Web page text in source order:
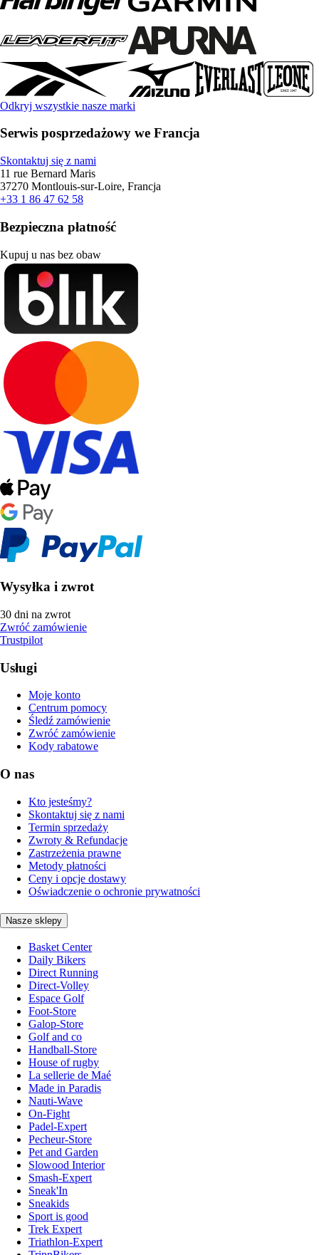
Odkryj wszystkie nasze marki
Serwis posprzedażowy we Francja
Skontaktuj się z nami
11 rue Bernard Maris
37270 Montlouis-sur-Loire, Francja
+33 1 86 47 62 58
Bezpieczna płatność
Kupuj u nas bez obaw
Wysyłka i zwrot
30 dni na zwrot
Zwróć zamówienie
Trustpilot
Usługi
Moje konto
Centrum pomocy
Śledź zamówienie
Zwróć zamówienie
Kody rabatowe
O nas
Kto jesteśmy?
Skontaktuj się z nami
Termin sprzedaży
Zwroty & Refundacje
Zastrzeżenia prawne
Metody płatności
Ceny i opcje dostawy
Oświadczenie o ochronie prywatności
Nasze sklepy
Basket Center
Daily Bikers
Direct Running
Direct-Volley
Espace Golf
Foot-Store
Galop-Store
Golf and co
Handball-Store
House of rugby
La sellerie de Maé
Made in Paradis
Nauti-Wave
On-Fight
Padel-Expert
Pecheur-Store
Pet and Garden
Slowood Interior
Smash-Expert
Sneak'In
Sneakids
Sport is good
Trek Expert
Triathlon-Expert